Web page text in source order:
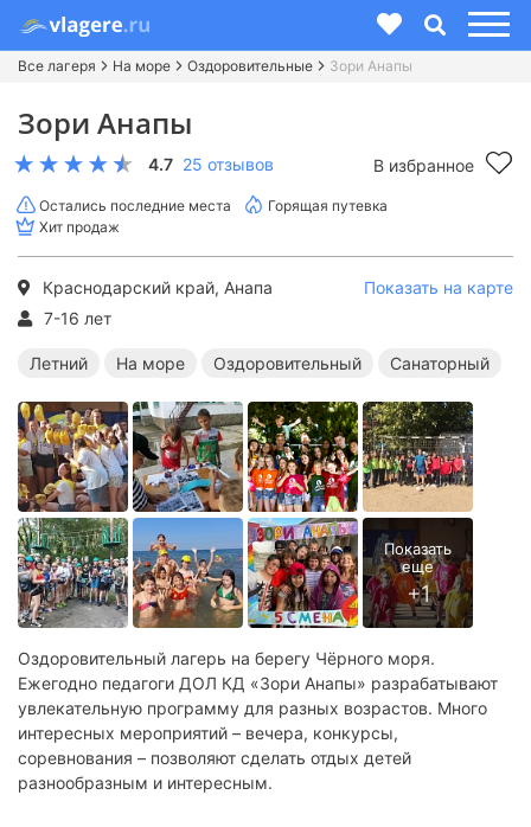
Все лагеря На море Оздоровительные Зори Анапы
Зори Анапы
4.7 25 отзывов В избранное
Остались последние места
Горящая путевка
Хит продаж
Краснодарский край, Анапа
Показать на карте
7-16 лет
Летний На море Оздоровительный Санаторный
Оздоровительный лагерь на берегу Чёрного моря.
Ежегодно педагоги ДОЛ КД «Зори Анапы» разрабатывают
увлекательную программу для разных возрастов. Много
интересных мероприятий – вечера, конкурсы,
соревнования – позволяют сделать отдых детей
разнообразным и интересным.